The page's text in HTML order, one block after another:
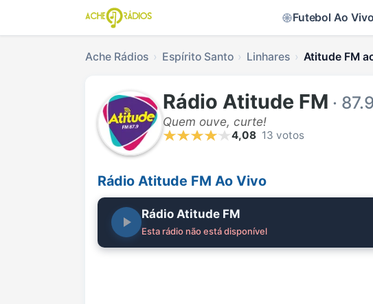
Futebol Ao Vivo
Ache Rádios Espírito Santo Linhares Atitude FM
Rádio Atitude FM ·
Quem ouve, curte!
4,08 13 votos
Rádio Atitude FM Ao Vivo
Rádio Atitude FM
Esta rádio não está disponível